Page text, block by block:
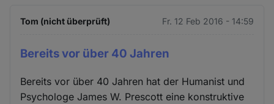
Tom (nicht überprüft) Fr. 12 Feb 2016 - 14:59
Bereits vor über 40 Jahren
Bereits vor über 40 Jahren hat der Humanist und
Psychologe James W. Prescott eine konstruktive